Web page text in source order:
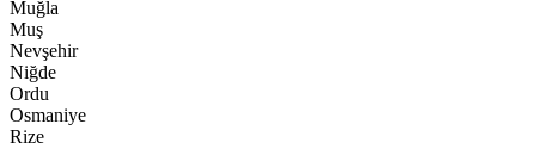
Muğla
Muş
Nevşehir
Niğde
Ordu
Osmaniye
Rize